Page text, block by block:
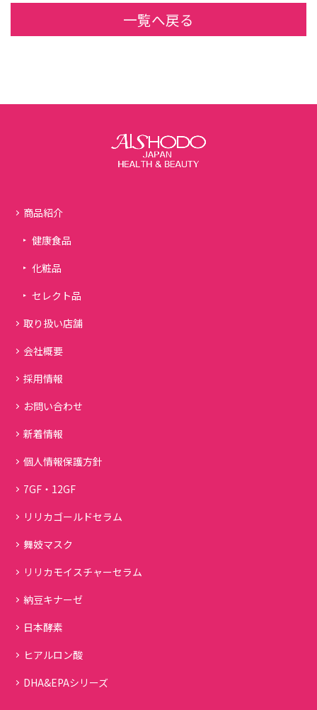
一覧へ戻る
商品紹介
健康食品
化粧品
セレクト品
取り扱い店舗
会社概要
採用情報
お問い合わせ
新着情報
個人情報保護方針
7GF・12GF
リリカゴールドセラム
舞妓マスク
リリカモイスチャーセラム
納豆キナーゼ
日本酵素
ヒアルロン酸
DHA&EPAシリーズ